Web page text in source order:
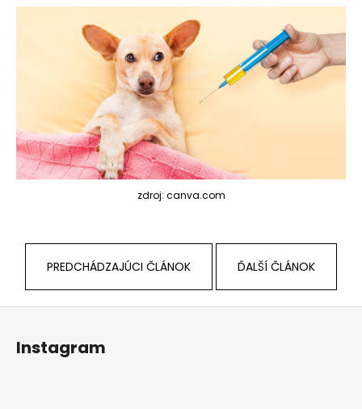
zdroj: canva.com
PREDCHÁDZAJÚCI ČLÁNOK ĎALŠÍ ČLÁNOK
Instagram